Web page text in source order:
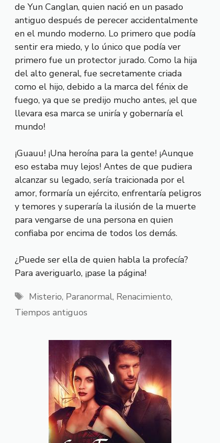
de Yun Canglan, quien nació en un pasado
antiguo después de perecer accidentalmente
en el mundo moderno. Lo primero que podía
sentir era miedo, y lo único que podía ver
primero fue un protector jurado. Como la hija
del alto general, fue secretamente criada
como el hijo, debido a la marca del fénix de
fuego, ya que se predijo mucho antes, ¡el que
llevara esa marca se uniría y gobernaría el
mundo!
¡Guauu! ¡Una heroína para la gente! ¡Aunque
eso estaba muy lejos! Antes de que pudiera
alcanzar su legado, sería traicionada por el
amor, formaría un ejército, enfrentaría peligros
y temores y superaría la ilusión de la muerte
para vengarse de una persona en quien
confiaba por encima de todos los demás.
¿Puede ser ella de quien habla la profecía?
Para averiguarlo, ¡pase la página!
Etiquetas
Misterio, Paranormal, Renacimiento,
Tiempos antiguos